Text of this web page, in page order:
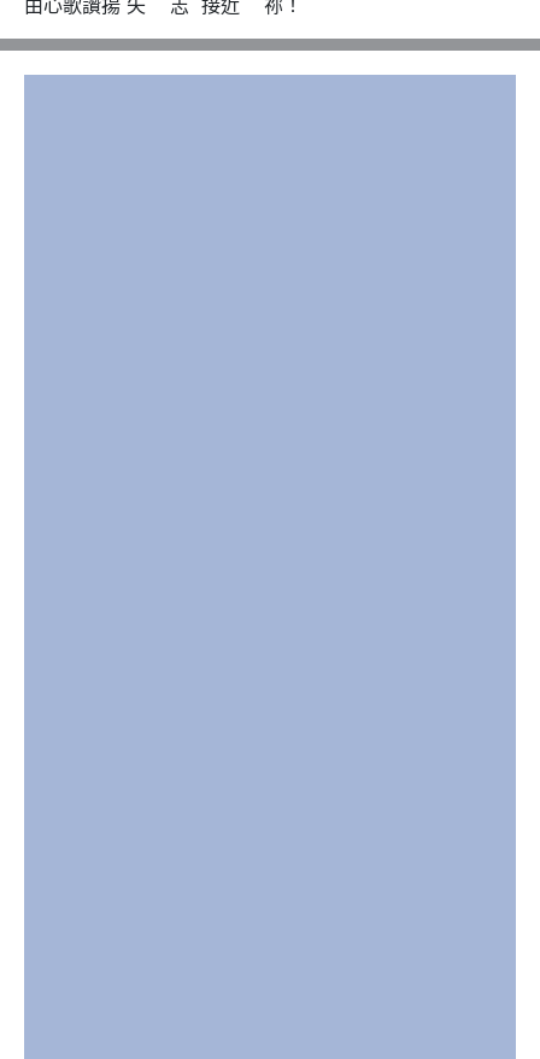
G/A　　                        D
D
由心歌讚揚 矢    志  接近    祢！